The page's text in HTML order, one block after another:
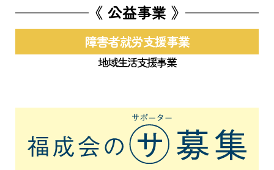
《 公益事業 》
障害者就労支援事業
地域生活支援事業